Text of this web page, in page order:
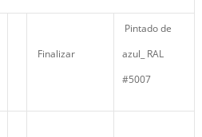
Finalizar
Pintado de
azul_ RAL
#5007